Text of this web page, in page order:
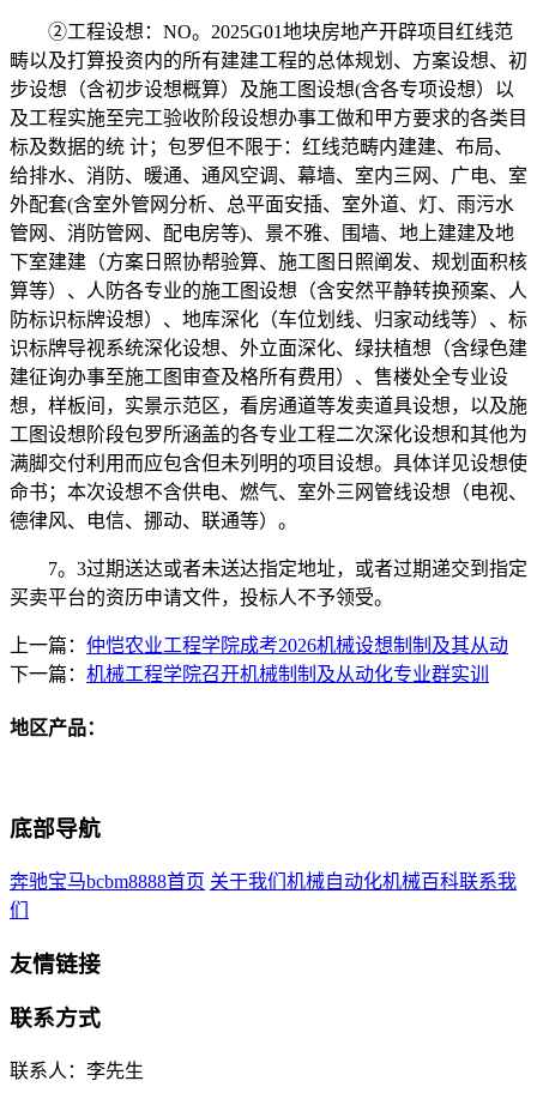
②工程设想：NO。2025G01地块房地产开辟项目红线范
畴以及打算投资内的所有建建工程的总体规划、方案设想、初
步设想（含初步设想概算）及施工图设想(含各专项设想）以
及工程实施至完工验收阶段设想办事工做和甲方要求的各类目
标及数据的统 计；包罗但不限于：红线范畴内建建、布局、
给排水、消防、暖通、通风空调、幕墙、室内三网、广电、室
外配套(含室外管网分析、总平面安插、室外道、灯、雨污水
管网、消防管网、配电房等)、景不雅、围墙、地上建建及地
下室建建（方案日照协帮验算、施工图日照阐发、规划面积核
算等）、人防各专业的施工图设想（含安然平静转换预案、人
防标识标牌设想）、地库深化（车位划线、归家动线等）、标
识标牌导视系统深化设想、外立面深化、绿扶植想（含绿色建
建征询办事至施工图审查及格所有费用）、售楼处全专业设
想，样板间，实景示范区，看房通道等发卖道具设想，以及施
工图设想阶段包罗所涵盖的各专业工程二次深化设想和其他为
满脚交付利用而应包含但未列明的项目设想。具体详见设想使
命书；本次设想不含供电、燃气、室外三网管线设想（电视、
德律风、电信、挪动、联通等）。
7。3过期送达或者未送达指定地址，或者过期递交到指定
买卖平台的资历申请文件，投标人不予领受。
上一篇： 仲恺农业工程学院成考2026机械设想制制及其从动
下一篇： 机械工程学院召开机械制制及从动化专业群实训
地区产品：
底部导航
奔驰宝马bcbm8888首页 关于我们 机械自动化机械百科联系我
们
友情链接
联系方式
联系人：李先生